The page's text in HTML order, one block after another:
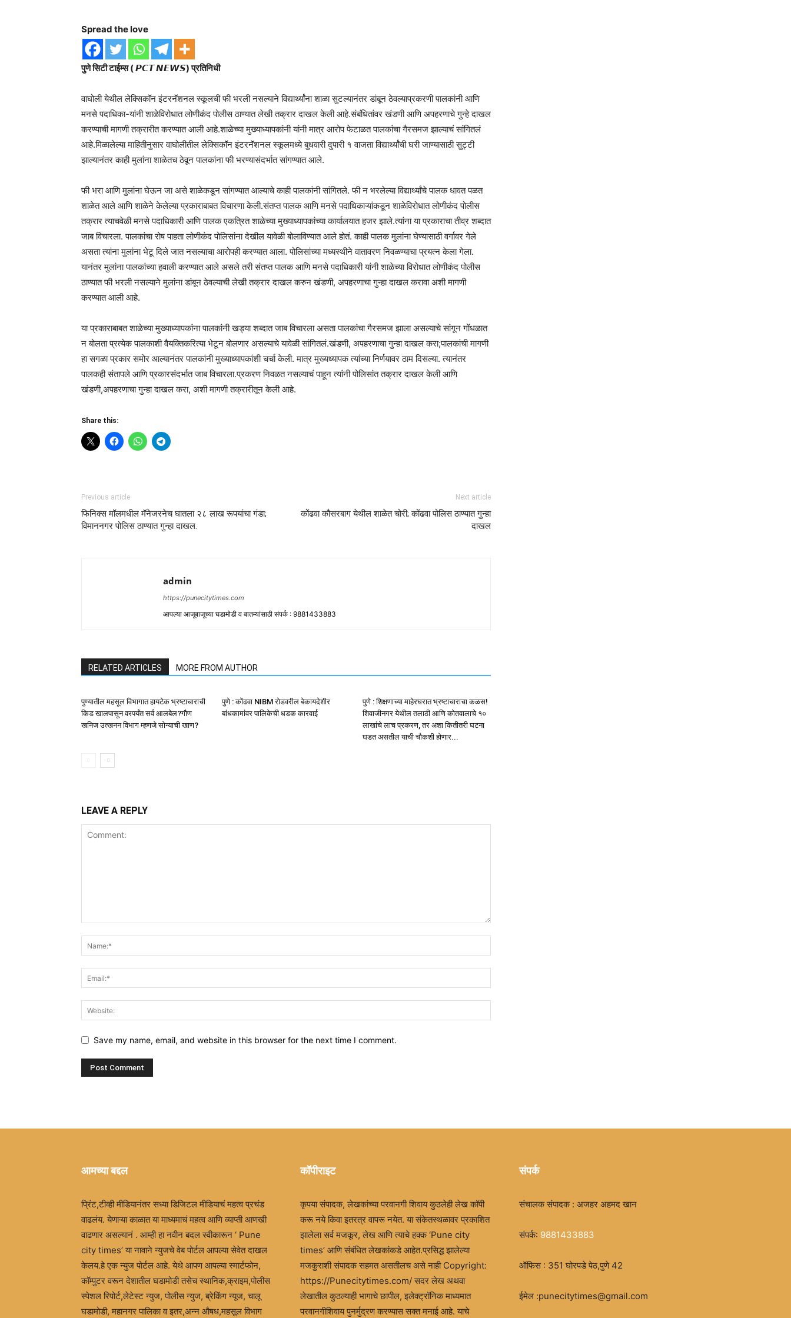
Spread the love
पुणे सिटी टाईम्स ( 𝙋𝘾𝙏 𝙉𝙀𝙒𝙎) प्रतिनिधी
वाघोली येथील लेक्सिकॉन इंटरनॅशनल स्कूलची फी भरली नसल्याने विद्यार्थ्यांना शाळा सुटल्यानंतर डांबून ठेवल्याप्रकरणी पालकांनी आणि
मनसे पदाधिका-यांनी शाळेविरोधात लोणीकंद पोलीस ठाण्यात लेखी तक्रार दाखल केली आहे.संबंधितांवर खंडणी आणि अपहरणाचे गुन्हे दाखल
करण्याची मागणी तक्रारीत करण्यात आली आहे.शाळेच्या मुख्याध्यापकांनी यांनी मात्र आरोप फेटाळत पालकांचा गैरसमज झाल्याचं सांगितलं
आहे.मिळालेल्या माहितीनुसार वाघोलीतील लेक्सिकॉन इंटरनॅशनल स्कूलमध्ये बुधवारी दुपारी १ वाजता विद्यार्थ्यांची घरी जाण्यासाठी सुट्टी
झाल्यानंतर काही मुलांना शाळेतच ठेवून पालकांना फी भरण्यासंदर्भात सांगण्यात आले.
फी भरा आणि मुलांना घेऊन जा असे शाळेकडून सांगण्यात आल्याचे काही पालकांनी सांगितले. फी न भरलेल्या विद्यार्थ्यांचे पालक धावत पळत
शाळेत आले आणि शाळेने केलेल्या प्रकाराबाबत विचारणा केली.संतप्त पालक आणि मनसे पदाधिकाऱ्यांकडून शाळेविरोधात लोणीकंद पोलीस
तक्रार त्याचवेळी मनसे पदाधिकारी आणि पालक एकत्रित शाळेच्या मुख्याध्यापकांच्या कार्यालयात हजर झाले.त्यांना या प्रकाराचा तीव्र शब्दात
जाब विचारला. पालकांचा रोष पाहता लोणीकंद पोलिसांना देखील यावेळी बोलाविण्यात आले होतं. काही पालक मुलांना घेण्यासाठी वर्गावर गेले
असता त्यांना मुलांना भेटू दिले जात नसल्याचा आरोपही करण्यात आला. पोलिसांच्या मध्यस्थीने वातावरण निवळण्याचा प्रयत्न केला गेला.
यानंतर मुलांना पालकांच्या हवाली करण्यात आले असले तरी संतप्त पालक आणि मनसे पदाधिकारी यांनी शाळेच्या विरोधात लोणीकंद पोलीस
ठाण्यात फी भरली नसल्याने मुलांना डांबून ठेवल्याची लेखी तक्रार दाखल करुन खंडणी, अपहरणाचा गुन्हा दाखल करावा अशी मागणी
करण्यात आली आहे.
या प्रकाराबाबत शाळेच्या मुख्याध्यापकांना पालकांनी खड्या शब्दात जाब विचारला असता पालकांचा गैरसमज झाला असल्याचे सांगून गोंधळात
न बोलता प्रत्येक पालकाशी वैयक्तिकरित्या भेटून बोलणार असल्याचे यावेळी सांगितलं.खंडणी, अपहरणाचा गुन्हा दाखल करा;पालकांची मागणी
हा सगळा प्रकार समोर आल्यानंतर पालकांनी मुख्याध्यापकांशी चर्चा केली. मात्र मुख्यध्यापक त्यांच्या निर्णयावर ठाम दिसल्या. त्यानंतर
पालकही संतापले आणि प्रकारसंदर्भात जाब विचारला.प्रकरण निवळत नसल्याचं पाहून त्यांनी पोलिसांत तक्रार दाखल केली आणि
खंडणी,अपहरणाचा गुन्हा दाखल करा, अशी मागणी तक्रारीतून केली आहे.
Share this:
Previous article
फिनिक्स मॉलमधील मॅनेजरनेच घातला २८ लाख रूपयांचा गंडा;
विमाननगर पोलिस ठाण्यात गुन्हा दाखल.
Next article
कोंढवा कौसरबाग येथील शाळेत चोरी; कोंढवा पोलिस ठाण्यात गुन्हा
दाखल
admin
https://punecitytimes.com
आपल्या आजूबाजूच्या घडामोडी व बातम्यांसाठी संपर्क : 9881433883
RELATED ARTICLES MORE FROM AUTHOR
पुण्यातील महसूल विभागात हायटेक भ्रष्टाचाराची
किड खालपासून वरपर्यंत सर्व आलबेल?गौण
खनिज उत्खनन विभाग म्हणजे सोन्याची खाण?
पुणे : कोंढवा NIBM रोडवरील बेकायदेशीर
बांधकामांवर पालिकेची धडक कारवाई
पुणे : शिक्षणाच्या माहेरघरात भ्रष्टाचाराचा कळस!
शिवाजीनगर येथील तलाठी आणि कोतवालाचे १०
लाखांचे लाच प्रकरण, तर अशा कितीतरी घटना
घडत असतील याची चौकशी होणार...
LEAVE A REPLY
Save my name, email, and website in this browser for the next time I comment.
आमच्या बद्दल
प्रिंट,टीव्ही मीडियानंतर सध्या डिजिटल मीडियाचं महत्व प्रचंड
वाढलंय. येणाऱ्या काळात या माध्यमाचं महत्व आणि व्याप्ती आणखी
वाढणार असल्यानं . आम्ही हा नवीन बदल स्वीकारून ‘ Pune
city times’ या नावाने न्युजचे वेब पोर्टल आपल्या सेवेत दाखल
केलय.हे एक न्युज पोर्टल आहे. येथे आपण आपल्या स्मार्टफोन,
कॉम्पुटर वरून देशातील घडामोडी तसेच स्थानिक,क्राइम,पोलीस
स्पेशल रिपोर्ट,लेटेस्ट न्युज, पोलीस न्युज, ब्रेकिंग न्यूज, चालू
घडामोडी, महानगर पालिका व इतर,अन्न औषध,महसूल विभाग
कॉपीराइट
कृपया संपादक, लेखकांच्या परवानगी शिवाय कुठलेही लेख कॉपी
करू नये किवा इतरत्र वापरू नयेत. या संकेतस्थळावर प्रकाशित
झालेला सर्व मजकूर, लेख आणि त्याचे हक्क ‘Pune city
times’ आणि संबंधित लेखकांकडे आहेत.प्रसिद्ध झालेल्या
मजकुराशी संपादक सहमत असतीलच असे नाही Copyright:
https://Punecitytimes.com/ सदर लेख अथवा
लेखातील कुठल्याही भागाचे छापील, इलेक्ट्रॉनिक माध्यमात
परवानगीशिवाय पुनर्मुद्रण करण्यास सक्त मनाई आहे. याचे
संपर्क
संचालक संपादक : अजहर अहमद खान
संपर्क: 9881433883
ऑफिस : 351 घोरपडे पेठ,पुणे 42
ईमेल :punecitytimes@gmail.com